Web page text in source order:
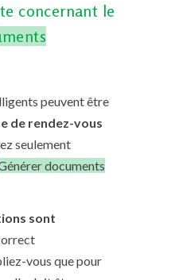
concernant le
peuvent être
de rendez-vous
seulement
documents
sont
vous que pour